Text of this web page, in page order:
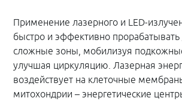
Применение лазерного и LED-
быстро и эффективно
сложные зоны, мобилизуя
улучшая циркуляцию. Лазерная
воздействует на клеточные
митохондрии – энергетические